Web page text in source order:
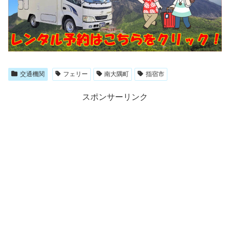
交通機関 フェリー 南大隅町 指宿市
スポンサーリンク